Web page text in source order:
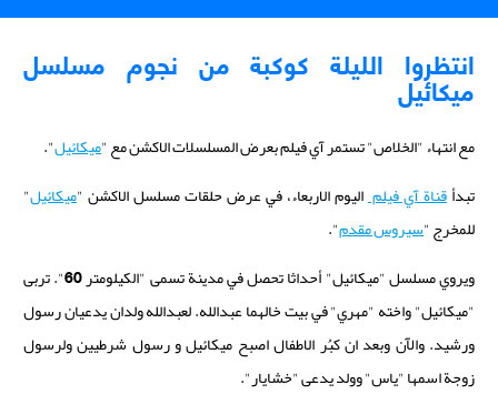
انتظروا الليلة كوكبة من نجوم مسلسل
ميكائيل
مع انتهاء "الخلاص" تستمر آي فيلم بعرض المسلسلات الاكشن مع "ميكائيل".
تبدأقناة آي فيلماليوم الاربعاء، في عرض حلقات مسلسل الاكشن "ميكائيل"
للمخرج "سيروس مقدم".
ويروي مسلسل "ميكائيل" أحداثا تحصل في مدينة تسمى "الكيلومتر 60". تربى
"ميكائيل" واخته "مهري" في بيت خالهما عبدالله. لعبدالله ولدان يدعيان رسول
ورشيد. والآن وبعد ان كبُر الاطفال اصبح ميكائيل و رسول شرطيين ولرسول
زوجة اسمها "ياس" وولد يدعى "خشايار".